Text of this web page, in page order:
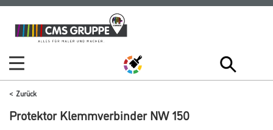
Zum
Inhalt
Zum
Navigationsmenü
Zurück
Protektor Klemmverbinder NW 150